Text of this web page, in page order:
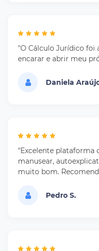
"O Cálculo Jurídico foi
encarar e abrir meu
Daniela
"Excelente plataforma
manusear,
muito bom.
Pedro S.